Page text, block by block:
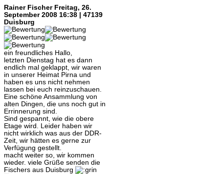
Rainer Fischer Freitag, 26.
September 2008 16:38 | 47139
Duisburg
ein freundliches Hallo,
letzten Dienstag hat es dann
endlich mal geklappt, wir waren
in unserer Heimat Pirna und
haben es uns nicht nehmen
lassen bei euch reinzuschauen.
Eine schöne Ansammlung von
alten Dingen, die uns noch gut in
Errinnerung sind.
Sind gespannt, wie die obere
Etage wird. Leider haben wir
nicht wirklich was aus der DDR-
Zeit, wir hätten es gerne zur
Verfügung gestellt.
macht weiter so, wir kommen
wieder. viele Grüße senden die
Fischers aus Duisburg